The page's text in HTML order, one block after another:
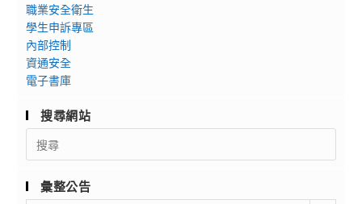
職業安全衛生
學生申訴專區
內部控制
資通安全
電子書庫
搜尋網站
Search
for:
彙整公告